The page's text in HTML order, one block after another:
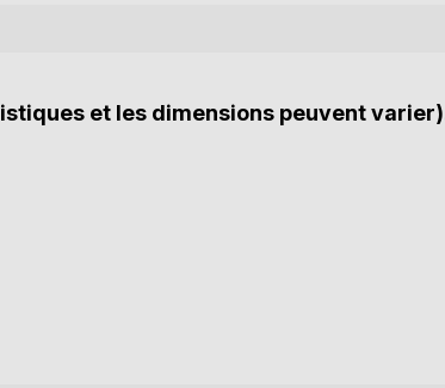
et les dimensions peuvent